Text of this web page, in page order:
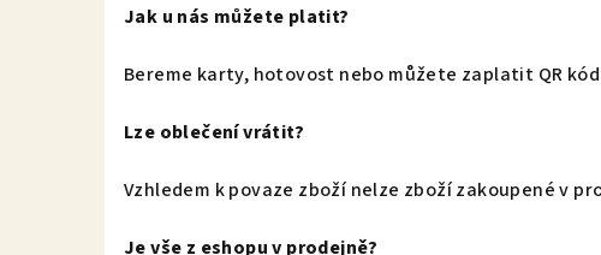
Jak u nás můžete platit?
Bereme karty, hotovost nebo můžete zaplatit QR
Lze oblečení vrátit?
Vzhledem k povaze zboží nelze zboží zakoupené v
Je vše z eshopu v prodejně?